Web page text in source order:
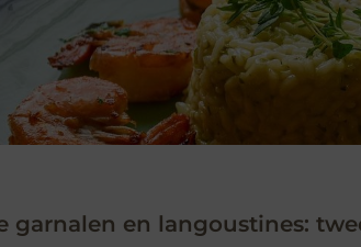
garnalen en langoustines: